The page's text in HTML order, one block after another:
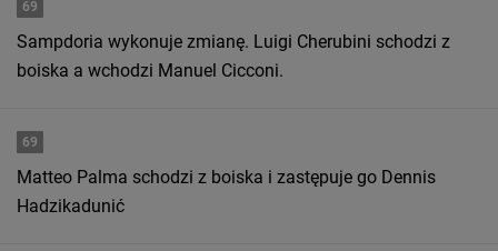
69
Sampdoria wykonuje zmianę. Luigi Cherubini schodzi z
boiska a wchodzi Manuel Cicconi.
69
Matteo Palma schodzi z boiska i zastępuje go Dennis
Hadzikadunić